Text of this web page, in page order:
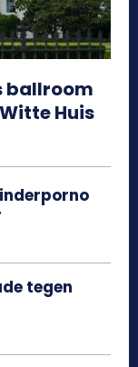
ballroom
Huis
tegen